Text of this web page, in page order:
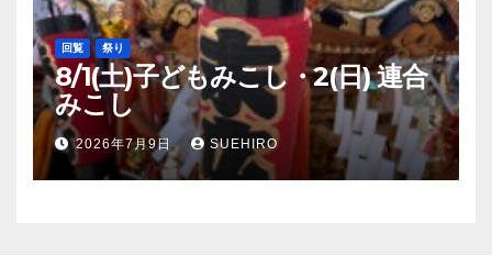
回覧 祭り
8/1(土)子どもみこし・2(日) 連合
みこし
2026年7月9日 SUEHIRO